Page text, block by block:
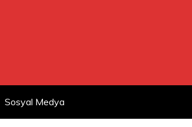
Sosyal Medya